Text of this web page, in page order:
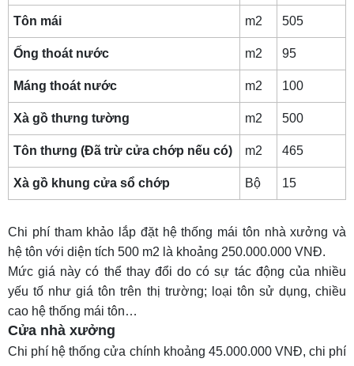
Tôn mái m2 505
Ống thoát nước m2 95
Máng thoát nước m2 100
Xà gồ thưng tường m2 500
Tôn thưng (Đã trừ cửa chớp nếu có) m2 465
Xà gồ khung cửa sổ chớp Bộ 15
Chi phí tham khảo lắp đặt hệ thống mái tôn nhà xưởng và
hệ tôn với diện tích 500 m2 là khoảng 250.000.000 VNĐ.
Mức giá này có thể thay đổi do có sự tác động của nhiều
yếu tố như giá tôn trên thị trường; loại tôn sử dụng, chiều
cao hệ thống mái tôn…
Cửa nhà xưởng
Chi phí hệ thống cửa chính khoảng 45.000.000 VNĐ, chi phí